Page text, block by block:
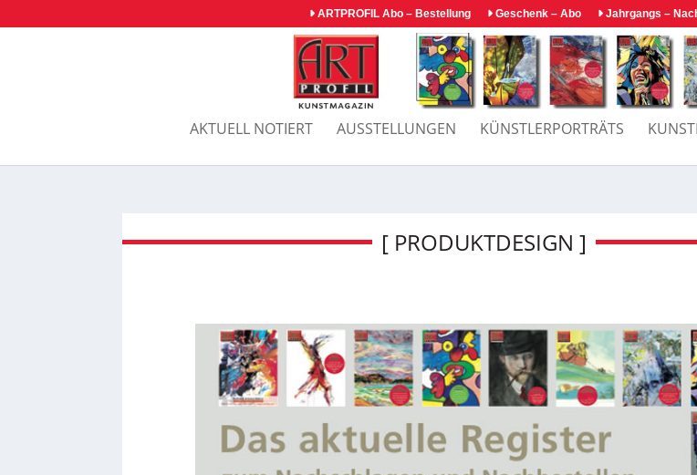
ARTPROFIL Abo – Bestellung Geschenk – Abo Jahrgangs –
AKTUELL NOTIERT AUSSTELLUNGEN KÜNSTLERPORTRÄTS
[ PRODUKTDESIGN ]